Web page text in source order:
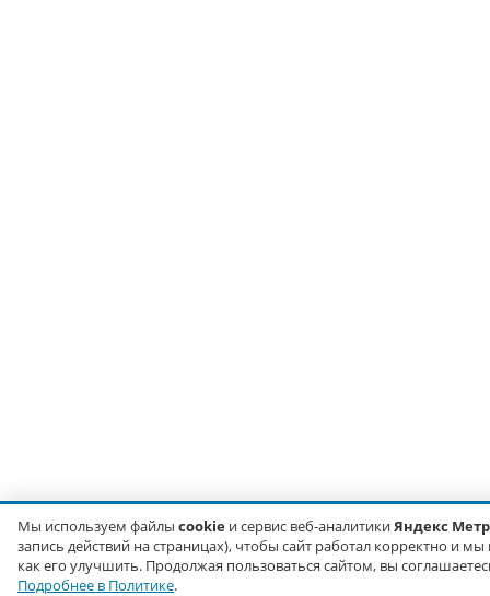
Мы используем файлы cookie и сервис веб-аналитикиЯндекс
запись действий на страницах), чтобы сайт работал корректно и
как его улучшить. Продолжая пользоваться сайтом, вы
Подробнее в Политике.